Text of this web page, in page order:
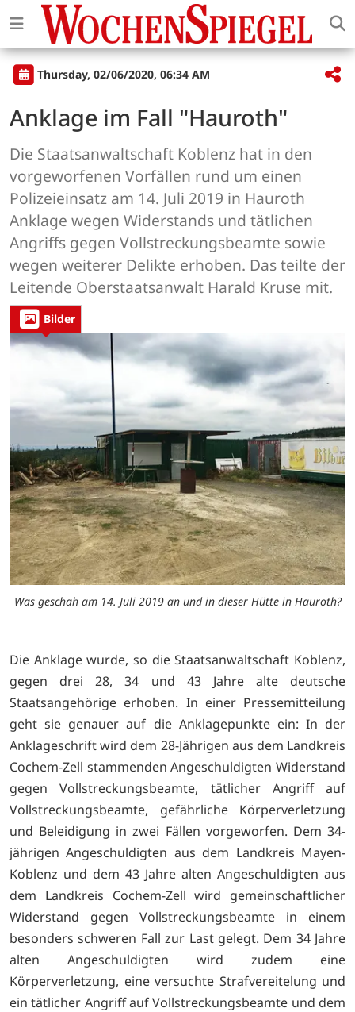
Thursday, 02/06/2020, 06:34 AM
Anklage im Fall "Hauroth"
Die Staatsanwaltschaft Koblenz hat in den
vorgeworfenen Vorfällen rund um einen
Polizeieinsatz am 14. Juli 2019 in Hauroth
Anklage wegen Widerstands und tätlichen
Angriffs gegen Vollstreckungsbeamte sowie
wegen weiterer Delikte erhoben. Das teilte der
Leitende Oberstaatsanwalt Harald Kruse mit.
Bilder
Was geschah am 14. Juli 2019 an und in dieser Hütte in Hauroth?
Die Anklage wurde, so die Staatsanwaltschaft Koblenz,
gegen drei 28, 34 und 43 Jahre alte deutsche
Staatsangehörige erhoben. In einer Pressemitteilung
geht sie genauer auf die Anklagepunkte ein: In der
Anklageschrift wird dem 28-Jährigen aus dem Landkreis
Cochem-Zell stammenden Angeschuldigten Widerstand
gegen Vollstreckungsbeamte, tätlicher Angriff auf
Vollstreckungsbeamte, gefährliche Körperverletzung
und Beleidigung in zwei Fällen vorgeworfen. Dem 34-
jährigen Angeschuldigten aus dem Landkreis Mayen-
Koblenz und dem 43 Jahre alten Angeschuldigten aus
dem Landkreis Cochem-Zell wird gemeinschaftlicher
Widerstand gegen Vollstreckungsbeamte in einem
besonders schweren Fall zur Last gelegt. Dem 34 Jahre
alten Angeschuldigten wird zudem eine
Körperverletzung, eine versuchte Strafvereitelung und
ein tätlicher Angriff auf Vollstreckungsbeamte und dem